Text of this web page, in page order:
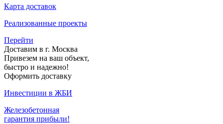
Карта доставок
Реализованные проекты
Перейти
Доставим в г. Москва
Привезем на ваш объект,
быстро и надежно!
Оформить доставку
Инвестиции в ЖБИ
Железобетонная
гарантия прибыли!